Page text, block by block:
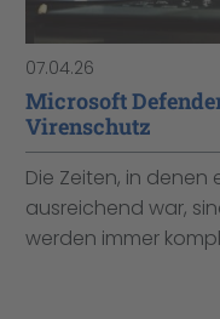
07.04.26
Microsoft
Virenschutz
Die Zeiten, in denen
ausreichend war,
werden immer